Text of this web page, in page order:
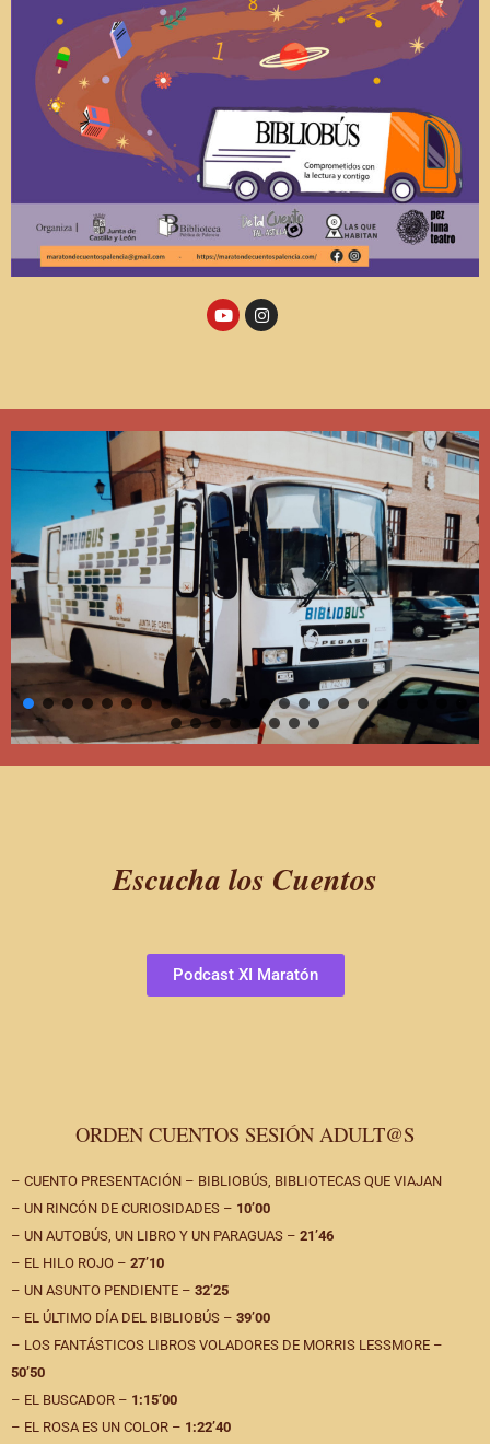
Escucha los Cuentos
Podcast XI Maratón
ORDEN CUENTOS SESIÓN ADULT@S
– CUENTO PRESENTACIÓN – BIBLIOBÚS, BIBLIOTECAS QUE VIAJAN
– UN RINCÓN DE CURIOSIDADES – 10’00
– UN AUTOBÚS, UN LIBRO Y UN PARAGUAS – 21’46
– EL HILO ROJO – 27’10
– UN ASUNTO PENDIENTE – 32’25
– EL ÚLTIMO DÍA DEL BIBLIOBÚS – 39’00
– LOS FANTÁSTICOS LIBROS VOLADORES DE MORRIS LESSMORE –
50’50
– EL BUSCADOR – 1:15’00
– EL ROSA ES UN COLOR – 1:22’40